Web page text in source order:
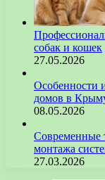
собак и кошек
27.05.2026
Особенности
домов в
08.05.2026
Современные
монтажа
27.03.2026